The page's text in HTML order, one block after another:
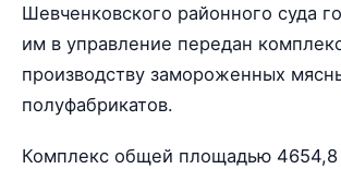
Шевченковского районного суда
им в управление передан
производству замороженных
полуфабрикатов.
Комплекс общей площадью